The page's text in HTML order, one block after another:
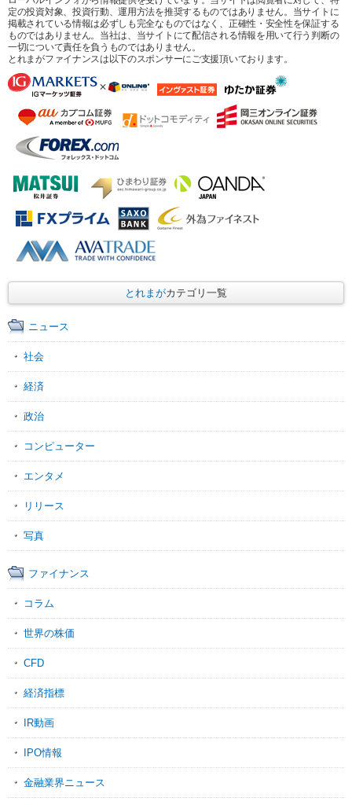
定の投資対象、投資行動、運用方法を推奨するものではありません。当サイトに
掲載されている情報は必ずしも完全なものではなく、正確性・安全性を保証する
ものではありません。当社は、当サイトにて配信される情報を用いて行う判断の
一切について責任を負うものではありません。
とれまがファイナンスは以下のスポンサーにご支援頂いております。
とれまがカテゴリ一覧
ニュース
社会
経済
政治
コンピューター
エンタメ
リリース
写真
ファイナンス
コラム
世界の株価
CFD
経済指標
IR動画
IPO情報
金融業界ニュース